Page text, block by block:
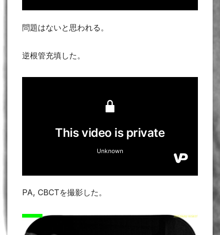
問題はないと思われる。
逆根管充填した。
PA, CBCTを撮影した。